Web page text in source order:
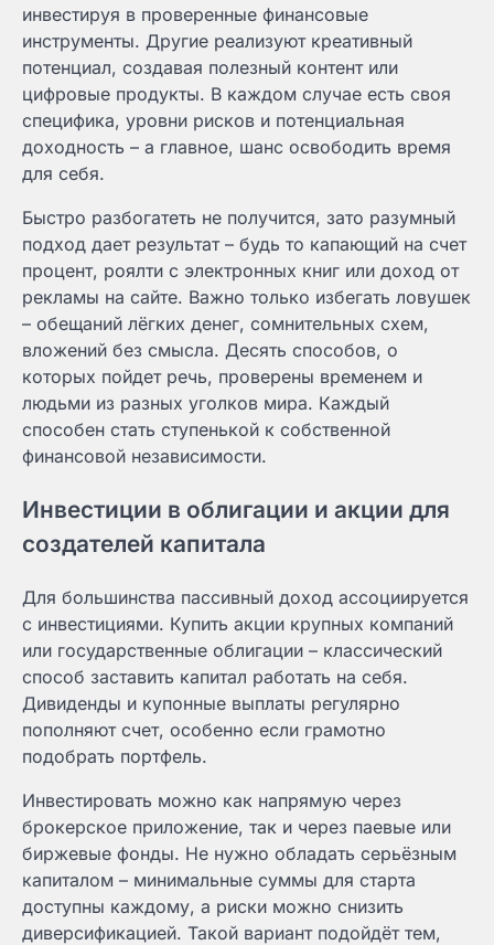
инвестируя в проверенные финансовые
инструменты. Другие реализуют креативный
потенциал, создавая полезный контент или
цифровые продукты. В каждом случае есть своя
специфика, уровни рисков и потенциальная
доходность – а главное, шанс освободить время
для себя.
Быстро разбогатеть не получится, зато разумный
подход дает результат – будь то капающий на счет
процент, роялти с электронных книг или доход от
рекламы на сайте. Важно только избегать ловушек
– обещаний лёгких денег, сомнительных схем,
вложений без смысла. Десять способов, о
которых пойдет речь, проверены временем и
людьми из разных уголков мира. Каждый
способен стать ступенькой к собственной
финансовой независимости.
Инвестиции в облигации и акции для
создателей капитала
Для большинства пассивный доход ассоциируется
с инвестициями. Купить акции крупных компаний
или государственные облигации – классический
способ заставить капитал работать на себя.
Дивиденды и купонные выплаты регулярно
пополняют счет, особенно если грамотно
подобрать портфель.
Инвестировать можно как напрямую через
брокерское приложение, так и через паевые или
биржевые фонды. Не нужно обладать серьёзным
капиталом – минимальные суммы для старта
доступны каждому, а риски можно снизить
диверсификацией. Такой вариант подойдёт тем,